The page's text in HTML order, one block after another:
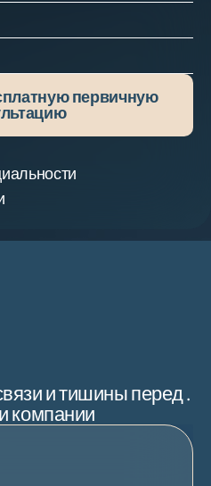
первичную
и тишины перед
компании